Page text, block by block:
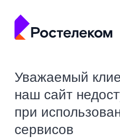
Уважаемый
наш сайт
при
сервисов